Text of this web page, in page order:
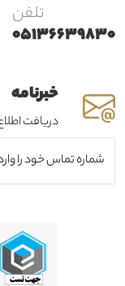
خبرنامه
دریافت
تلفن
05136639830